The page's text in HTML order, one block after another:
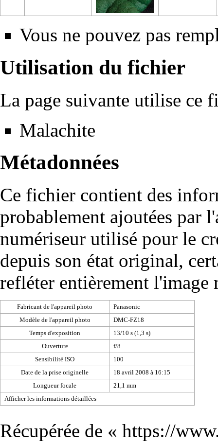
Vous ne pouvez pas
Utilisation du fichier
La page suivante utilise ce
Malachite
Métadonnées
Ce fichier contient des
probablement ajoutées par
numériseur utilisé pour le
depuis son état original,
refléter entièrement l'image
Fabricant de l'appareil photo
Panasonic
Modèle de l'appareil photo
DMC-FZ18
Temps d'exposition
13/10 s (1,3 s)
Ouverture
f/8
Sensibilité ISO
100
Date de la prise originelle
18 avril 2008 à 16:15
Longueur focale
21,1 mm
Afficher les informations détaillées
Récupérée de « https://